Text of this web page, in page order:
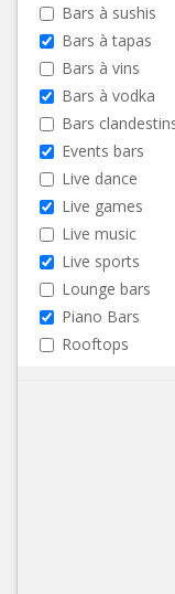
Bars à sushis
Bars à tapas
Bars à vins
Bars à vodka
Bars
Events bars
Live dance
Live games
Live music
Live sports
Lounge bars
Piano Bars
Rooftops